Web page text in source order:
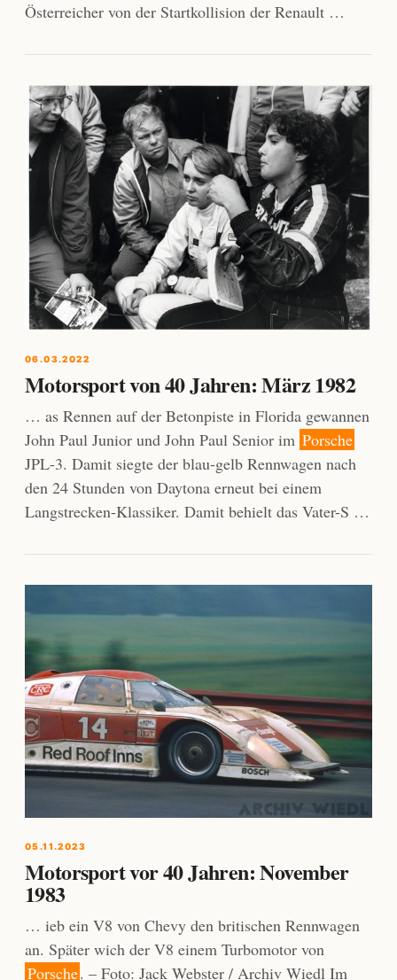
Österreicher von der Startkollision der Renault …
06.03.2022
Motorsport von 40 Jahren: März 1982
… as Rennen auf der Betonpiste in Florida gewannen
John Paul Junior und John Paul Senior im Porsche
JPL-3. Damit siegte der blau-gelb Rennwagen nach
den 24 Stunden von Daytona erneut bei einem
Langstrecken-Klassiker. Damit behielt das Vater-S …
05.11.2023
Motorsport vor 40 Jahren: November
1983
… ieb ein V8 von Chevy den britischen Rennwagen
an. Später wich der V8 einem Turbomotor von
Porsche. – Foto: Jack Webster / Archiv Wiedl Im